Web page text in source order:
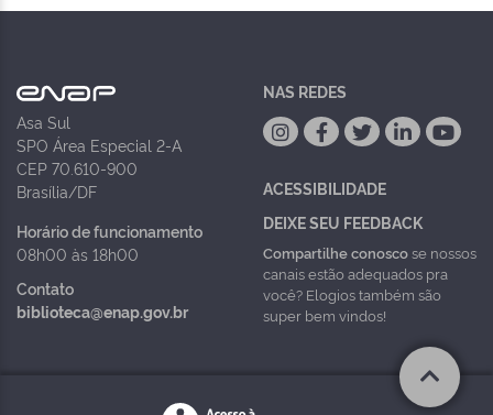
Asa Sul
SPO Área Especial 2-A
CEP 70.610-900
Brasília/DF
Horário de funcionamento
08h00 às 18h00
Contato
biblioteca@enap.gov.br
NAS REDES
ACESSIBILIDADE
DEIXE SEU FEEDBACK
Compartilhe conoscose nossos
canais estão adequados pra
você? Elogios também são
super bem vindos!